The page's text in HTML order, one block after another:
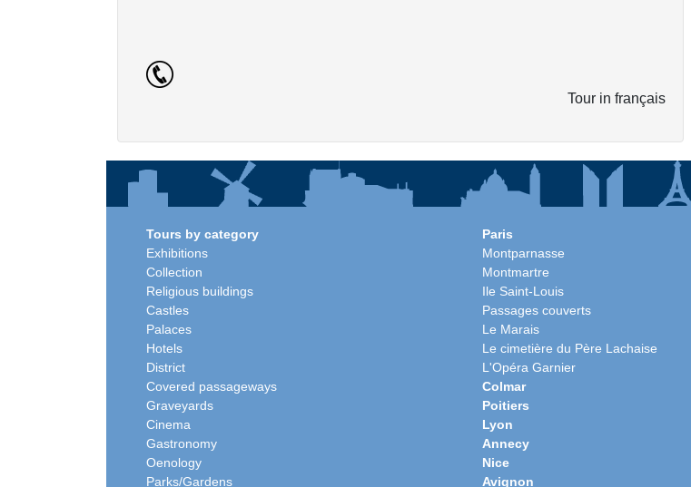
Tour in français
Tours by category
Exhibitions
Collection
Religious buildings
Castles
Palaces
Hotels
District
Covered passageways
Graveyards
Cinema
Gastronomy
Oenology
Parks/Gardens
Paris
Montparnasse
Montmartre
Ile Saint-Louis
Passages couverts
Le Marais
Le cimetière du Père Lachaise
L'Opéra Garnier
Colmar
Poitiers
Lyon
Annecy
Nice
Avignon